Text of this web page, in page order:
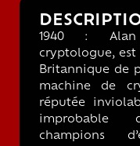
1940 : Alan
cryptologue,
Britannique de
machine de
réputée
improbable
champions